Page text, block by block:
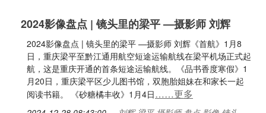
2024影像盘点 | 镜头里的梁平 —摄影师 刘辉
2024影像盘点 | 镜头里的梁平 —摄影师 刘辉《首航》1月8
日，重庆梁平至黔江通用航空短途运输航线在梁平机场正式起
航，这是重庆开通的首条短途运输航线。《品书香度寒假》1
月20日，重庆梁平区少儿图书馆，双胞胎姐妹在和家长一起
阅读书籍。 《砂糖橘丰收》1月4日……更多